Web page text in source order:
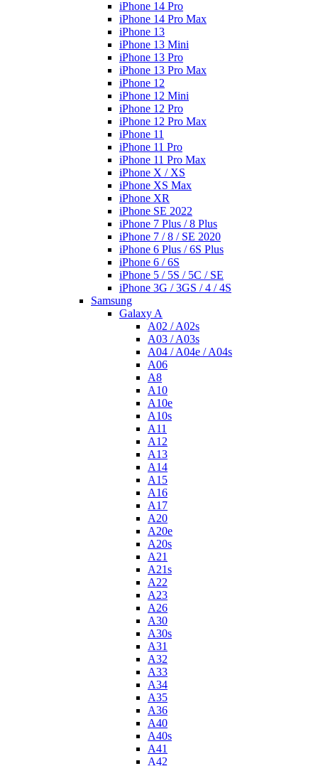
iPhone 14 Pro
iPhone 14 Pro Max
iPhone 13
iPhone 13 Mini
iPhone 13 Pro
iPhone 13 Pro Max
iPhone 12
iPhone 12 Mini
iPhone 12 Pro
iPhone 12 Pro Max
iPhone 11
iPhone 11 Pro
iPhone 11 Pro Max
iPhone X / XS
iPhone XS Max
iPhone XR
iPhone SE 2022
iPhone 7 Plus / 8 Plus
iPhone 7 / 8 / SE 2020
iPhone 6 Plus / 6S Plus
iPhone 6 / 6S
iPhone 5 / 5S / 5C / SE
iPhone 3G / 3GS / 4 / 4S
Samsung
Galaxy A
A02 / A02s
A03 / A03s
A04 / A04e / A04s
A06
A8
A10
A10e
A10s
A11
A12
A13
A14
A15
A16
A17
A20
A20e
A20s
A21
A21s
A22
A23
A26
A30
A30s
A31
A32
A33
A34
A35
A36
A40
A40s
A41
A42